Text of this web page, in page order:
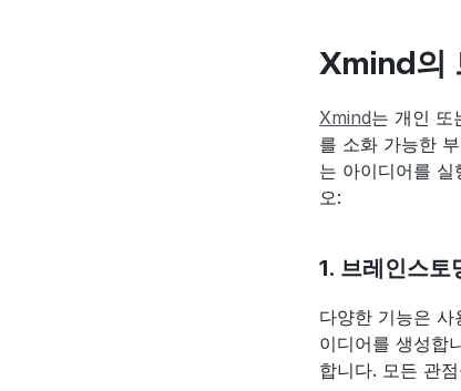
Xmind의
Xmind는 개인 또
를 소화 가능한
는 아이디어를
오:
1. 브레인스토
다양한 기능은
이디어를 생성합
합니다. 모든 관